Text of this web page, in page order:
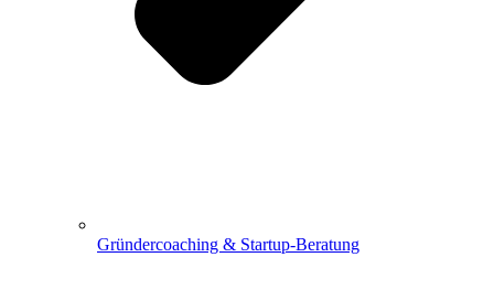
Gründercoaching & Startup-Beratung